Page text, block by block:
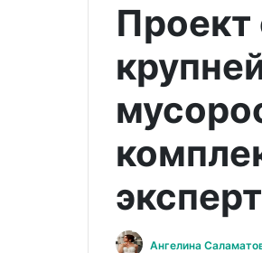
Проект
Ангелина